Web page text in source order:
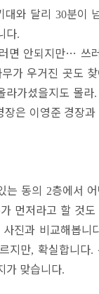
대와 달리 30분이
다.
면 안되지만… 쓰
무가 우거진 곳도
라가셨을지도 몰라.
장은 이영준 경장
는 동의 2층에서
먼저라고 할 것
진과 비교해봅니
지만, 확실합니다.
가 맞습니다.